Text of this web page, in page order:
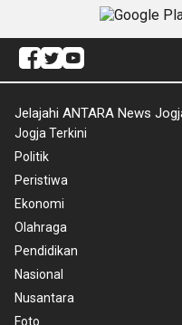
Jelajahi ANTARA News
Jogja Terkini
Politik
Peristiwa
Ekonomi
Olahraga
Pendidikan
Nasional
Nusantara
Foto